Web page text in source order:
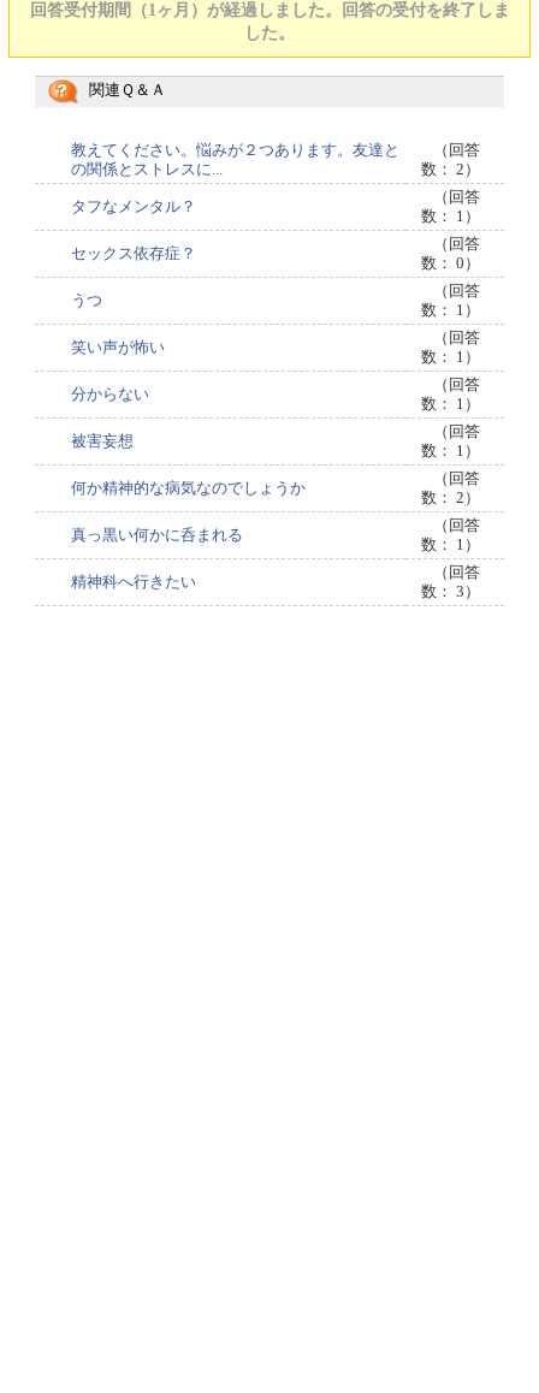
回答受付期間（1ヶ月）が経過しました。回答の受付を終了しま
した。
関連Ｑ＆Ａ
教えてください。悩みが２つあります。友達と
の関係とストレスに...
（回答
数： 2）
タフなメンタル？
（回答
数： 1）
セックス依存症？
（回答
数： 0）
うつ
（回答
数： 1）
笑い声が怖い
（回答
数： 1）
分からない
（回答
数： 1）
被害妄想
（回答
数： 1）
何か精神的な病気なのでしょうか
（回答
数： 2）
真っ黒い何かに呑まれる
（回答
数： 1）
精神科へ行きたい
（回答
数： 3）